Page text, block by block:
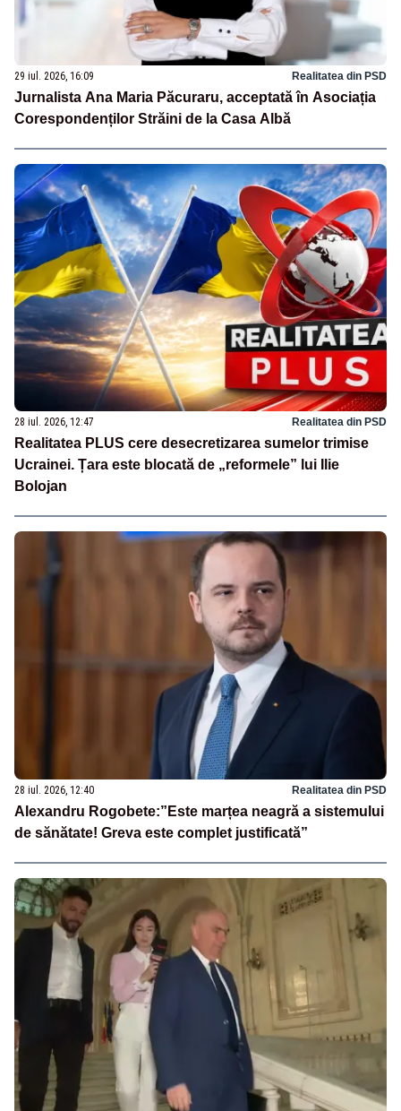
29 iul. 2026, 16:09 Realitatea din PSD
Jurnalista Ana Maria Păcuraru, acceptată în Asociația
Corespondenților Străini de la Casa Albă
28 iul. 2026, 12:47 Realitatea din PSD
Realitatea PLUS cere desecretizarea sumelor trimise
Ucrainei. Țara este blocată de „reformele” lui Ilie
Bolojan
28 iul. 2026, 12:40 Realitatea din PSD
Alexandru Rogobete:”Este marțea neagră a sistemului
de sănătate! Greva este complet justificată”